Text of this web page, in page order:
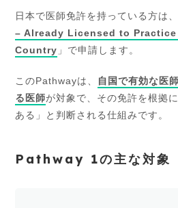
日本で医師免許を持っている方は
– Already Licensed to
Country 」で申請します。
このPathwayは、 自国で有効な医
る医師が対象で、その免許を根拠
ある」と判断される仕組みです。
Pathway 1の主な対象